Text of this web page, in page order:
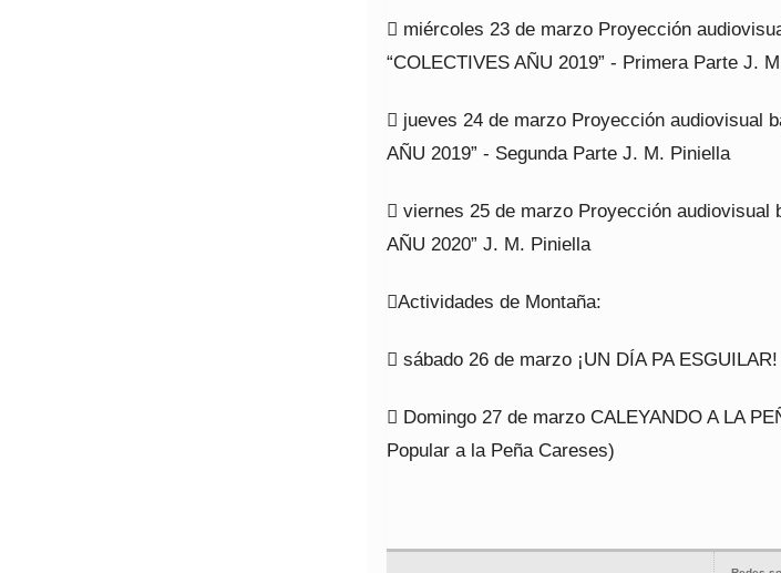
 miércoles 23 de marzo Proyección
“COLECTIVES AÑU 2019” - Primera Parte J.
 jueves 24 de marzo Proyección audiovisual
AÑU 2019” - Segunda Parte J. M. Piniella
 viernes 25 de marzo Proyección audiovisual
AÑU 2020” J. M. Piniella
Actividades de Montaña:
 sábado 26 de marzo ¡UN DÍA PA
 Domingo 27 de marzo CALEYANDO A LA
Popular a la Peña Careses)